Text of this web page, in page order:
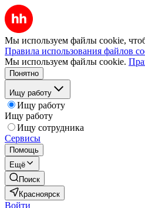
Мы используем файлы cookie,
Правила использования файлов
Мы используем файлы cookie.
Понятно
Ищу работу
Ищу работу
Ищу работу
Ищу сотрудника
Сервисы
Помощь
Ещё
Поиск
Красноярск
Войти